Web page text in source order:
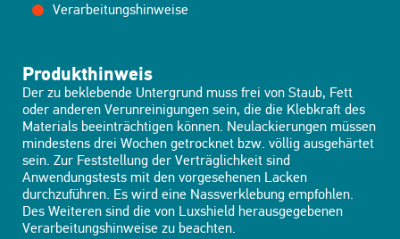
Verarbeitungshinweise
Produkthinweis
Der zu beklebende Untergrund muss frei von Staub, Fett
oder anderen Verunreinigungen sein, die die Klebkraft des
Materials beeinträchtigen können. Neulackierungen müssen
mindestens drei Wochen getrocknet bzw. völlig ausgehärtet
sein. Zur Feststellung der Verträglichkeit sind
Anwendungstests mit den vorgesehenen Lacken
durchzuführen. Es wird eine Nassverklebung empfohlen.
Des Weiteren sind die von Luxshield herausgegebenen
Verarbeitungshinweise zu beachten.